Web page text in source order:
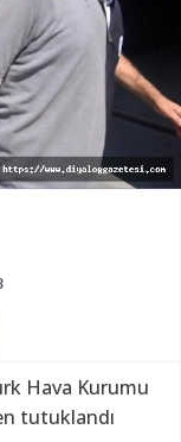
Hava Kurumu
tutuklandı